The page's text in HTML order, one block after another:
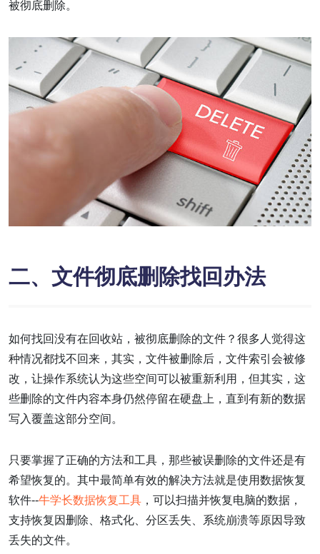
被彻底删除。
二、文件彻底删除找回办法
如何找回没有在回收站，被彻底删除的文件？很多人觉得这
种情况都找不回来，其实，文件被删除后，文件索引会被修
改，让操作系统认为这些空间可以被重新利用，但其实，这
些删除的文件内容本身仍然停留在硬盘上，直到有新的数据
写入覆盖这部分空间。
只要掌握了正确的方法和工具，那些被误删除的文件还是有
希望恢复的。其中最简单有效的解决方法就是使用数据恢复
软件--牛学长数据恢复工具 ，可以扫描并恢复电脑的数据，
支持恢复因删除、格式化、分区丢失、系统崩溃等原因导致
丢失的文件。